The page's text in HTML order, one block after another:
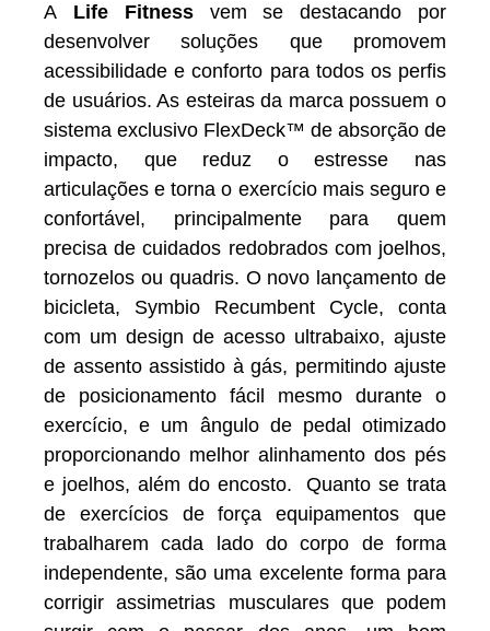
A Life Fitnessvem se destacando por
desenvolver soluções que promovem
acessibilidade e conforto para todos os perfis
de usuários. As esteiras da marca possuem o
sistema exclusivo FlexDeck™ de absorção de
impacto, que reduz o estresse nas
articulações e torna o exercício mais seguro e
confortável, principalmente para quem
precisa de cuidados redobrados com joelhos,
tornozelos ou quadris. O novo lançamento de
bicicleta, Symbio Recumbent Cycle, conta
com um design de acesso ultrabaixo, ajuste
de assento assistido à gás, permitindo ajuste
de posicionamento fácil mesmo durante o
exercício, e um ângulo de pedal otimizado
proporcionando melhor alinhamento dos pés
e joelhos, além do encosto. Quanto se trata
de exercícios de força equipamentos que
trabalharem cada lado do corpo de forma
independente, são uma excelente forma para
corrigir assimetrias musculares que podem